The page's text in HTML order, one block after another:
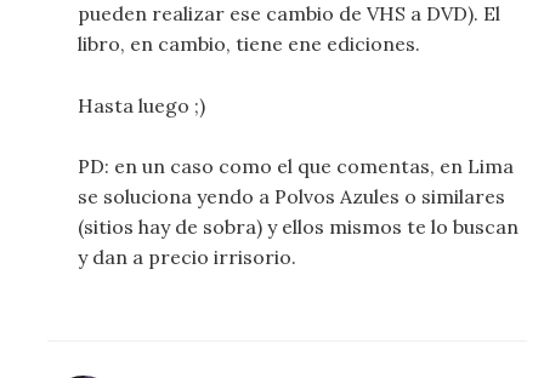
pueden realizar ese cambio de VHS a DVD). El
libro, en cambio, tiene ene ediciones.
Hasta luego ;)
PD: en un caso como el que comentas, en Lima
se soluciona yendo a Polvos Azules o similares
(sitios hay de sobra) y ellos mismos te lo buscan
y dan a precio irrisorio.